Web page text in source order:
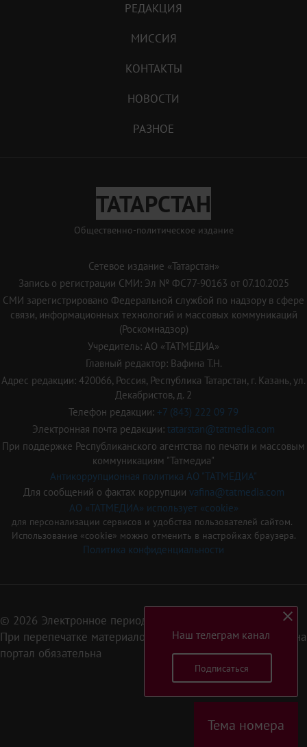
Тема номера
РЕДАКЦИЯ
МИССИЯ
КОНТАКТЫ
НОВОСТИ
РАЗНОЕ
ТАТАРСТАН
Общественно-политическое издание
Сетевое издание «Татарстан»
Запись о регистрации СМИ: Эл № ФС77-90163 от 07.10.2025
СМИ зарегистрировано Федеральной службой по надзору в сфере
связи, информационных технологий и массовых коммуникаций
(Роскомнадзор)
Учредитель: АО «ТАТМЕДИА»
Главный редактор: Вафина Т.Н.
Адрес редакции: 420066, Россия, Республика Татарстан, г. Казань, ул.
Декабристов, д. 2
Телефон редакции: +7 (843) 222 09 79
Электронная почта редакции: tatarstan@tatmedia.com
При поддержке Республиканского агентства по печати и массовым
коммуникациям "Татмедиа"
Антикоррупционная политика АО "ТАТМЕДИА"
Для сообщений о фактах коррупции vafina@tatmedia.com
АО «ТАТМЕДИА» использует «cookie»
для персонализации сервисов и удобства пользователей сайтом.
Использование «cookie» можно отменить в настройках браузера.
Политика конфиденциальности
© 2026 Электронное периодическое издание «Татарстан»
При перепечатке материалов или их фрагментов ссылка на
портал обязательна
Наш телеграм канал
Подписаться